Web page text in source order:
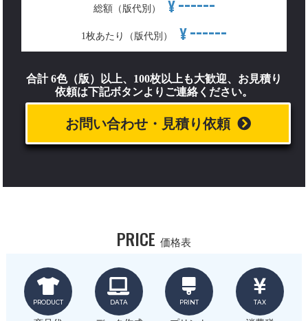
総額（版代別） ¥
1枚あたり（版代別） ¥------
合計 6色（版）以上、100枚以上も大歓迎、お見積り
依頼は下記ボタンよりご連絡ください。
お問い合わせ・見積り依頼
PRICE 価格表
PRODUCT DATA PRINT TAX